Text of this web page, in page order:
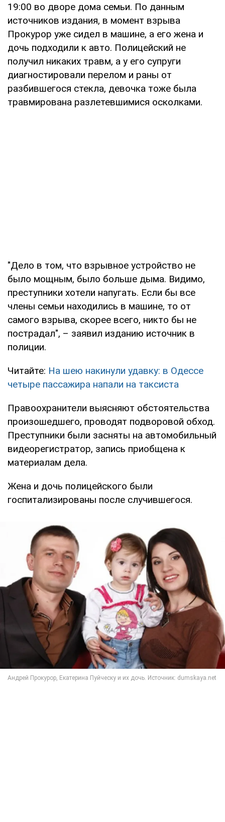
19:00 во дворе дома семьи. По данным
источников издания, в момент взрыва
Прокурор уже сидел в машине, а его жена и
дочь подходили к авто. Полицейский не
получил никаких травм, а у его супруги
диагностировали перелом и раны от
разбившегося стекла, девочка тоже была
травмирована разлетевшимися осколками.
"Дело в том, что взрывное устройство не
было мощным, было больше дыма. Видимо,
преступники хотели напугать. Если бы все
члены семьи находились в машине, то от
самого взрыва, скорее всего, никто бы не
пострадал", – заявил изданию источник в
полиции.
Читайте: На шею накинули удавку: в Одессе
четыре пассажира напали на таксиста
Правоохранители выясняют обстоятельства
произошедшего, проводят подворовой обход.
Преступники были засняты на автомобильный
видеорегистратор, запись приобщена к
материалам дела.
Жена и дочь полицейского были
госпитализированы после случившегося.